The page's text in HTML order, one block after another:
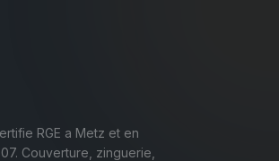
RGE a Metz et en
Couverture, zinguerie,